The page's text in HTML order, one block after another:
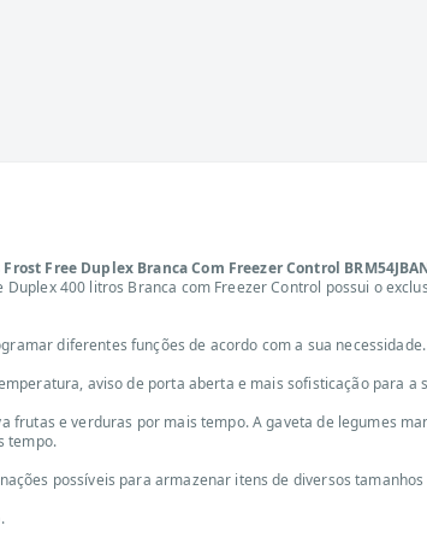
Free Duplex Branca Com Freezer Control
Duplex 400 litros Branca com Freezer Control possui o
diferentes funções de acordo com a sua
aviso de porta aberta e mais sofisticação para a
frutas e verduras por mais tempo. A gaveta de legumes
tempo.
possíveis para armazenar itens de diversos